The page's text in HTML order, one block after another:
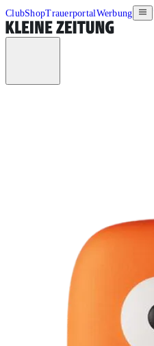
ClubShopTrauerportalWerbung